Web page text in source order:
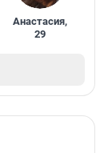
Анастасия,
29